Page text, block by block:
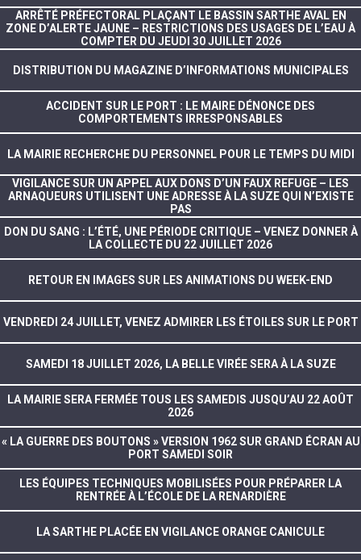
ARRÊTÉ PRÉFECTORAL PLAÇANT LE BASSIN SARTHE AVAL EN
ZONE D’ALERTE JAUNE – RESTRICTIONS DES USAGES DE L’EAU À
COMPTER DU JEUDI 30 JUILLET 2026
DISTRIBUTION DU MAGAZINE D’INFORMATIONS MUNICIPALES
ACCIDENT SUR LE PORT : LE MAIRE DÉNONCE DES
COMPORTEMENTS IRRESPONSABLES
LA MAIRIE RECHERCHE DU PERSONNEL POUR LE TEMPS DU MIDI
VIGILANCE SUR UN APPEL AUX DONS D’UN FAUX REFUGE – LES
ARNAQUEURS UTILISENT UNE ADRESSE À LA SUZE QUI N’EXISTE
PAS
DON DU SANG : L’ÉTÉ, UNE PÉRIODE CRITIQUE – VENEZ DONNER À
LA COLLECTE DU 22 JUILLET 2026
RETOUR EN IMAGES SUR LES ANIMATIONS DU WEEK-END
VENDREDI 24 JUILLET, VENEZ ADMIRER LES ÉTOILES SUR LE PORT
SAMEDI 18 JUILLET 2026, LA BELLE VIRÉE SERA À LA SUZE
LA MAIRIE SERA FERMÉE TOUS LES SAMEDIS JUSQU’AU 22 AOÛT
2026
« LA GUERRE DES BOUTONS » VERSION 1962 SUR GRAND ÉCRAN AU
PORT SAMEDI SOIR
LES ÉQUIPES TECHNIQUES MOBILISÉES POUR PRÉPARER LA
RENTRÉE À L’ÉCOLE DE LA RENARDIÈRE
LA SARTHE PLACÉE EN VIGILANCE ORANGE CANICULE